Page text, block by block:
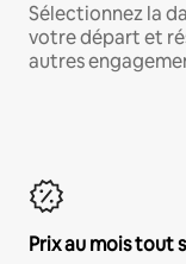
Sélectionnez la
votre départ et
autres
Prix au mois tout